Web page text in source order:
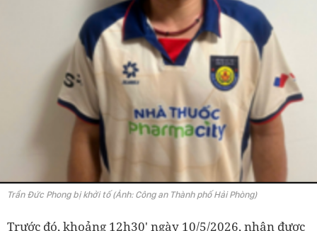
Trần Đức Phong bị khởi tố (Ảnh: Công an Thành phố Hải Phòng)
Trước đó, khoảng 12h30' ngày 10/5/2026, nhận được